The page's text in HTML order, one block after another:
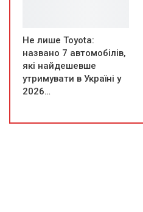
Не лише Toyota:
названо 7 автомобілів,
які найдешевше
утримувати в Україні у
2026…